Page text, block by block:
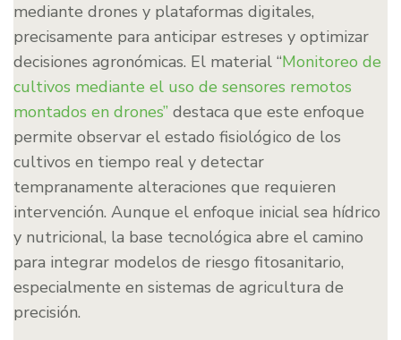
mediante drones y plataformas digitales,
precisamente para anticipar estreses y optimizar
decisiones agronómicas. El material “Monitoreo de
cultivos mediante el uso de sensores remotos
montados en drones” destaca que este enfoque
permite observar el estado fisiológico de los
cultivos en tiempo real y detectar
tempranamente alteraciones que requieren
intervención. Aunque el enfoque inicial sea hídrico
y nutricional, la base tecnológica abre el camino
para integrar modelos de riesgo fitosanitario,
especialmente en sistemas de agricultura de
precisión.